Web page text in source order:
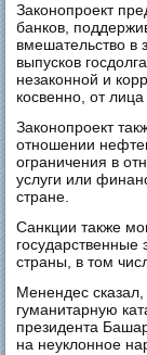
Законопроект
банков,
вмешательство в
выпусков
незаконной и
косвенно, от
Законопроект
отношении
ограничения в
услуги или
стране.
Санкции также
государственные
страны, в том
Менендес сказал,
гуманитарную
президента
на неуклонное